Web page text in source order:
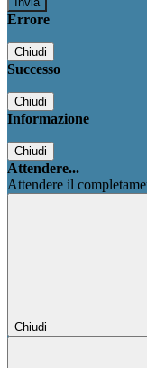
Errore
Chiudi
Successo
Chiudi
Informazione
Chiudi
Attendere...
Attendere il
Chiudi